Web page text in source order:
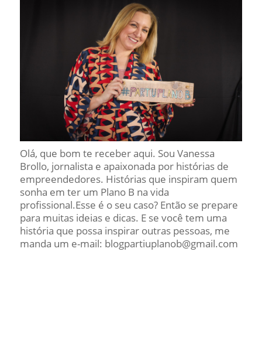
Olá, que bom te receber aqui. Sou Vanessa
Brollo, jornalista e apaixonada por histórias de
empreendedores. Histórias que inspiram quem
sonha em ter um Plano B na vida
profissional.Esse é o seu caso? Então se prepare
para muitas ideias e dicas. E se você tem uma
história que possa inspirar outras pessoas, me
manda um e-mail: blogpartiuplanob@gmail.com